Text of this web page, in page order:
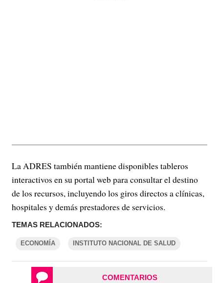
La ADRES también mantiene disponibles tableros
interactivos en su portal web para consultar el destino
de los recursos, incluyendo los giros directos a clínicas,
hospitales y demás prestadores de servicios.
TEMAS RELACIONADOS:
ECONOMÍA INSTITUTO NACIONAL DE SALUD
COMENTARIOS